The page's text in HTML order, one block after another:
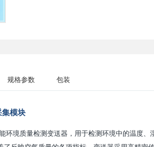
规格参数 包装
集模块
环境质量检测变送器， 用于检测环境中的温度、